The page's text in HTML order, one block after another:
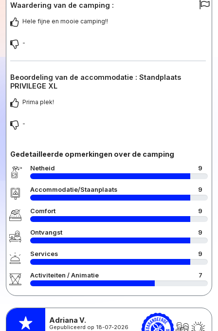
Waardering van de camping :
Hele fijne en mooie camping!!
-
Beoordeling van de accommodatie : Standplaats
PRIVILEGE XL
Prima plek!
-
Gedetailleerde opmerkingen over de camping
Netheid 9
Accommodatie/Staanplaats 9
Comfort 9
Ontvangst 9
Services 9
Activiteiten / Animatie 7
Adriana V.
Gepubliceerd op 18-07-2026